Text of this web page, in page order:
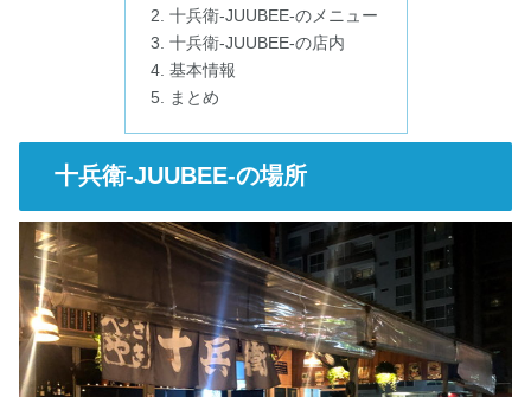
十兵衛-JUUBEE-のメニュー
十兵衛-JUUBEE-の店内
基本情報
まとめ
十兵衛-JUUBEE-の場所